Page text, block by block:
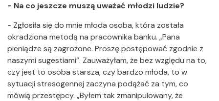
- Na co jeszcze muszą uważać młodzi ludzie?
- Zgłosiła się do mnie młoda osoba, która została
okradziona metodą na pracownika banku. „Pana
pieniądze są zagrożone. Proszę postępować zgodnie z
naszymi sugestiami”. Zauważyłam, że bez względu na to,
czy jest to osoba starsza, czy bardzo młoda, to w
sytuacji stresogennej zaczyna podążać za tym, co
mówią przestępcy. „Byłem tak zmanipulowany, że